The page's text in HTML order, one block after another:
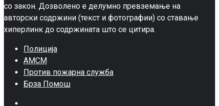
со закон. Дозволено е делумно превземање на
авторски содржини (текст и фотографии) со ставање
хиперлинк до содржината што се цитира.
Полиција
АМСМ
Против пожарна служба
Брза Помош